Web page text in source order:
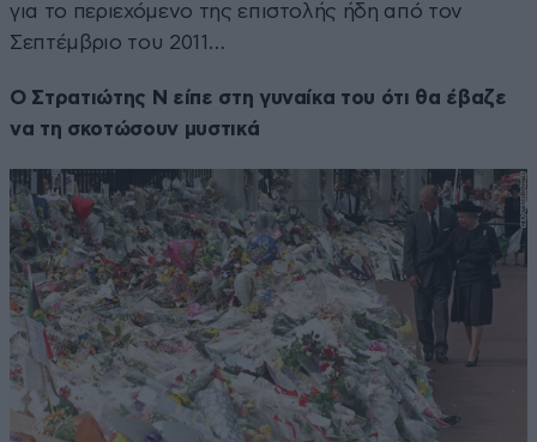
για το περιεχόμενο της επιστολής ήδη από τον
Σεπτέμβριο του 2011…
Ο Στρατιώτης N είπε στη γυναίκα του ότι θα έβαζε
να τη σκοτώσουν μυστικά